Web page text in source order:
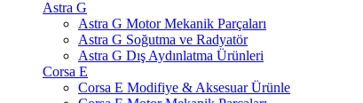
Astra G
Astra G Motor Mekanik Parçaları
Astra G Soğutma ve Radyatör
Astra G Dış Aydınlatma Ürünleri
Corsa E
Corsa E Modifiye & Aksesuar Ürünle